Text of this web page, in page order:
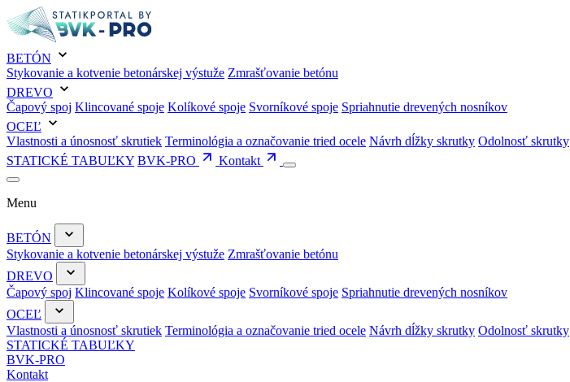
BETÓN
Stykovanie a kotvenie betonárskej výstuže Zmrašťovanie betónu
DREVO
Čapový spoj Klincované spoje Kolíkové spoje Svorníkové spoje Spriahnutie drevených nosníkov
OCEĽ
Vlastnosti a únosnosť skrutiek Terminológia a označovanie tried ocele Návrh dĺžky skrutky Odolnosť skrutky
STATICKÉ TABUĽKY BVK-PRO Kontakt
Menu
BETÓN
Stykovanie a kotvenie betonárskej výstuže Zmrašťovanie betónu
DREVO
Čapový spoj Klincované spoje Kolíkové spoje Svorníkové spoje Spriahnutie drevených nosníkov
OCEĽ
Vlastnosti a únosnosť skrutiek Terminológia a označovanie tried ocele Návrh dĺžky skrutky Odolnosť skrutky
STATICKÉ TABUĽKY
BVK-PRO
Kontakt